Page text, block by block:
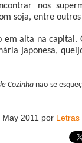
nos
soja, entre
em alta na capital.
japonesa,
Cozinha não se
May 2011 por Letras